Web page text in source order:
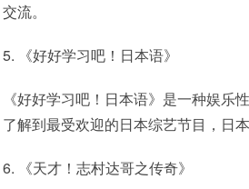
交流。
5. 《好好学习吧！日本语》
《好好学习吧！日本语》是一种娱
了解到最受欢迎的日本综艺节目，日
6. 《天才！志村达哥之传奇》